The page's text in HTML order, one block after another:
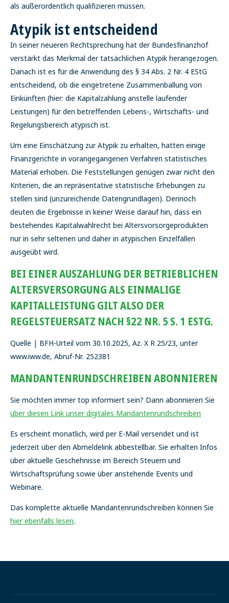
als außerordentlich qualifizieren müssen.
Atypik ist entscheidend
In seiner neueren Rechtsprechung hat der Bundesfinanzhof
verstärkt das Merkmal der tatsächlichen Atypik herangezogen.
Danach ist es für die Anwendung des § 34 Abs. 2 Nr. 4 EStG
entscheidend, ob die eingetretene Zusammenballung von
Einkünften (hier: die Kapitalzahlung anstelle laufender
Leistungen) für den betreffenden Lebens-, Wirtschafts- und
Regelungsbereich atypisch ist.
Um eine Einschätzung zur Atypik zu erhalten, hatten einige
Finanzgerichte in vorangegangenen Verfahren statistisches
Material erhoben. Die Feststellungen genügen zwar nicht den
Kriterien, die an repräsentative statistische Erhebungen zu
stellen sind (unzureichende Datengrundlagen). Dennoch
deuten die Ergebnisse in keiner Weise darauf hin, dass ein
bestehendes Kapitalwahlrecht bei Altersvorsorgeprodukten
nur in sehr seltenen und daher in atypischen Einzelfällen
ausgeübt wird.
BEI EINER AUSZAHLUNG DER BETRIEBLICHEN
ALTERSVERSORGUNG ALS EINMALIGE
KAPITALLEISTUNG GILT ALSO DER
REGELSTEUERSATZ NACH §22 NR. 5 S. 1 ESTG.
Quelle | BFH-Urteil vom 30.10.2025, Az. X R 25/23, unter
www.iww.de, Abruf-Nr. 252381
MANDANTENRUNDSCHREIBEN ABONNIEREN
Sie möchten immer top informiert sein? Dann abonnieren Sie
über diesen Link unser digitales Mandantenrundschreiben
Es erscheint monatlich, wird per E-Mail versendet und ist
jederzeit über den Abmeldelink abbestellbar. Sie erhalten Infos
über aktuelle Geschehnisse im Bereich Steuern und
Wirtschaftsprüfung sowie über anstehende Events und
Webinare.
Das komplette aktuelle Mandantenrundschreiben können Sie
hier ebenfalls lesen.